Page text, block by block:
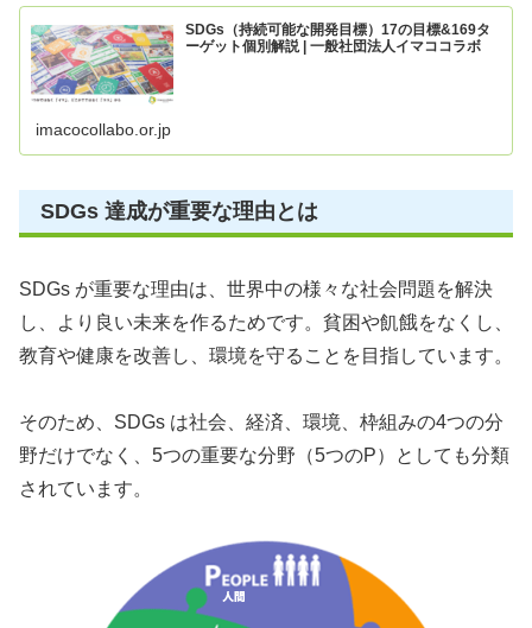
SDGs（持続可能な開発目標）17の目標&169タ
ーゲット個別解説 | 一般社団法人イマココラボ
imacocollabo.or.jp
SDGs 達成が重要な理由とは
SDGs が重要な理由は、世界中の様々な社会問題を解決
し、より良い未来を作るためです。貧困や飢餓をなくし、
教育や健康を改善し、環境を守ることを目指しています。
そのため、SDGs は社会、経済、環境、枠組みの4つの分
野だけでなく、5つの重要な分野（5つのP）としても分類
されています。